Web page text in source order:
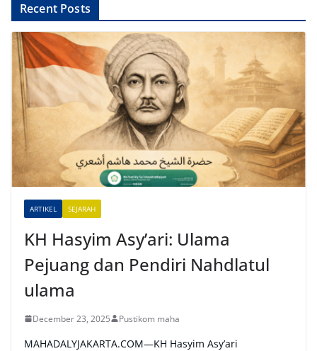
l
t
v
Recent Posts
ARTIKEL SEJARAH
KH Hasyim Asy’ari: Ulama
Pejuang dan Pendiri Nahdlatul
ulama
December 23, 2025 Pustikom maha
MAHADALYJAKARTA.COM—KH Hasyim Asy’ari